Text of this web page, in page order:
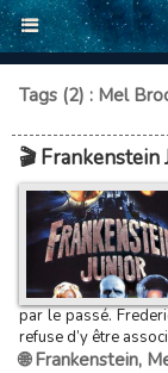
Tags (2) : Mel
🎬
par le passé.
refuse d’y être
🌐 Frankenstein,